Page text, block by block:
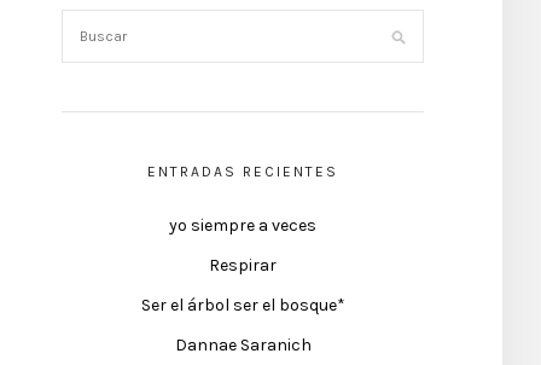
ENTRADAS RECIENTES
yo siempre a veces
Respirar
Ser el árbol ser el bosque*
Dannae Saranich